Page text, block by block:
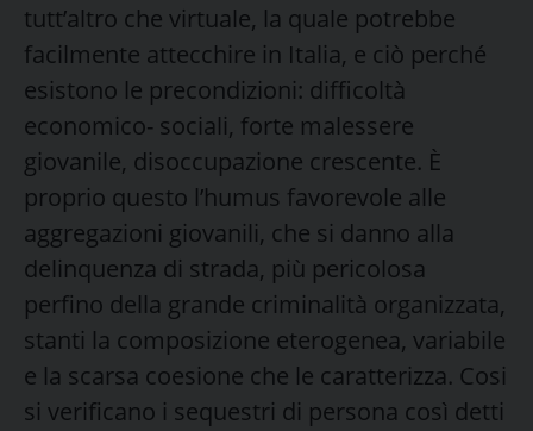
tutt’altro che virtuale, la quale potrebbe
facilmente attecchire in Italia, e ciò perché
esistono le precondizioni: difficoltà
economico- sociali, forte malessere
giovanile, disoccupazione crescente. È
proprio questo l’humus favorevole alle
aggregazioni giovanili, che si danno alla
delinquenza di strada, più pericolosa
perfino della grande criminalità organizzata,
stanti la composizione eterogenea, variabile
e la scarsa coesione che le caratterizza. Cosi
si verificano i sequestri di persona così detti